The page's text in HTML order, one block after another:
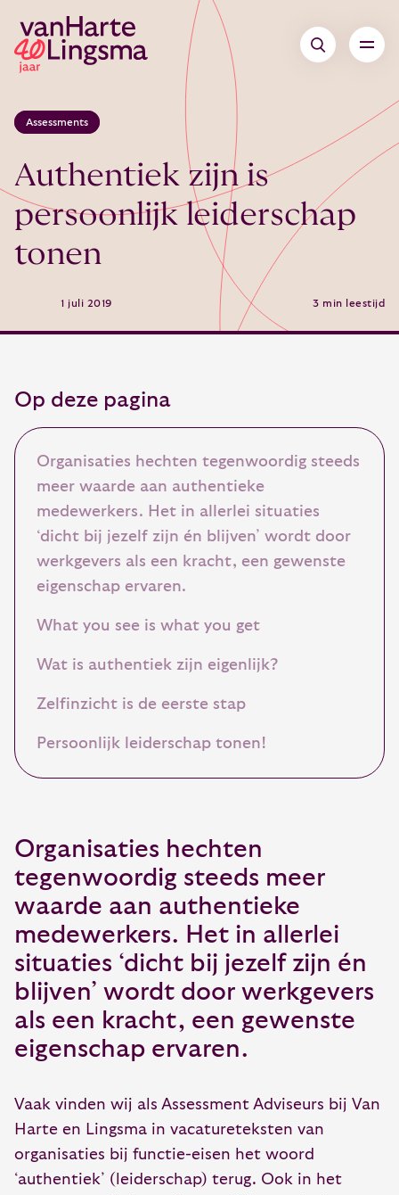
Assessments
Authentiek zijn is
persoonlijk leiderschap
tonen
1 juli 2019 3 min leestijd
Op deze pagina
Organisaties hechten tegenwoordig steeds
meer waarde aan authentieke
medewerkers. Het in allerlei situaties
‘dicht bij jezelf zijn én blijven’ wordt door
werkgevers als een kracht, een gewenste
eigenschap ervaren.
What you see is what you get
Wat is authentiek zijn eigenlijk?
Zelfinzicht is de eerste stap
Persoonlijk leiderschap tonen!
Organisaties hechten
tegenwoordig steeds meer
waarde aan authentieke
medewerkers. Het in allerlei
situaties ‘dicht bij jezelf zijn én
blijven’ wordt door werkgevers
als een kracht, een gewenste
eigenschap ervaren.
Vaak vinden wij als Assessment Adviseurs bij Van
Harte en Lingsma in vacatureteksten van
organisaties bij functie-eisen het woord
‘authentiek’ (leiderschap) terug. Ook in het